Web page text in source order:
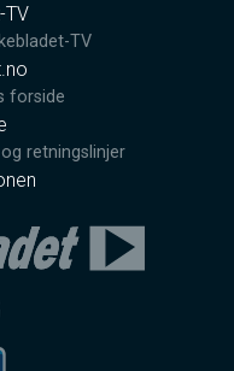
TV
TV
forside
retningslinjer